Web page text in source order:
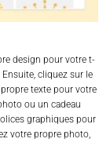
design pour votre t-
cliquez sur le
texte pour votre
ou un cadeau
graphiques pour
votre propre photo,